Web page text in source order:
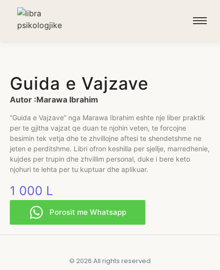
Guida e Vajzave
Autor :Marawa Ibrahim
“Guida e Vajzave” nga Marawa Ibrahim eshte nje liber praktik
per te gjitha vajzat qe duan te njohin veten, te forcojne
besimin tek vetja dhe te zhvillojne aftesi te shendetshme ne
jeten e perditshme. Libri ofron keshilla per sjellje, marredhenie,
kujdes per trupin dhe zhvillim personal, duke i bere keto
njohuri te lehta per tu kuptuar dhe aplikuar.
1 000 L
Porosit me Whatsapp
© 2026 All rights reserved